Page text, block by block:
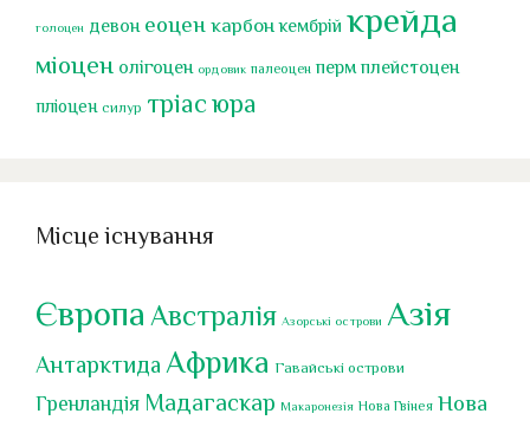
голоцен девон еоцен карбон кембрій крейда
міоцен олігоцен ордовик палеоцен перм плейстоцен
пліоцен силур тріасюра
Місце існування
Європа Австралія Азорські острови Азія
Антарктида Африка Гавайські острови
Гренландія Мадагаскар Макаронезія Нова Гвінея Нова